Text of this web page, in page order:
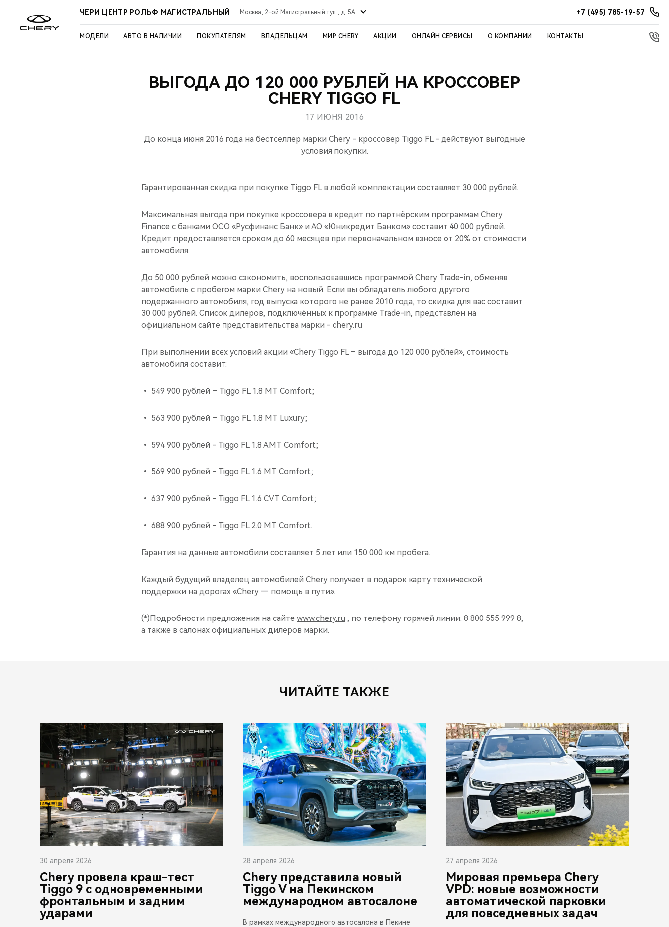
ЧЕРИ ЦЕНТР РОЛЬФ МАГИСТРАЛЬНЫЙ Москва, 2-ой Магистральный туп., д. 5А +7 (495) 785-19-57
МОДЕЛИ АВТО В НАЛИЧИИ ПОКУПАТЕЛЯМ ВЛАДЕЛЬЦАМ МИР CHERY АКЦИИ ОНЛАЙН СЕРВИСЫ О КОМПАНИИ КОНТАКТЫ
ВЫГОДА ДО 120 000 РУБЛЕЙ НА КРОССОВЕР
CHERY TIGGO FL
17 ИЮНЯ 2016
До конца июня 2016 года на бестселлер марки Chery - кроссовер Tiggo FL - действуют выгодные
условия покупки.
Гарантированная скидка при покупке Tiggo FL в любой комплектации составляет 30 000 рублей.
Максимальная выгода при покупке кроссовера в кредит по партнёрским программам Chery
Finance c банками ООО «Русфинанс Банк» и АО «Юникредит Банком» составит 40 000 рублей.
Кредит предоставляется сроком до 60 месяцев при первоначальном взносе от 20% от стоимости
автомобиля.
До 50 000 рублей можно сэкономить, воспользовавшись программой Chery Trade-in, обменяв
автомобиль с пробегом марки Chery на новый. Если вы обладатель любого другого
подержанного автомобиля, год выпуска которого не ранее 2010 года, то скидка для вас составит
30 000 рублей. Список дилеров, подключённых к программе Trade-in, представлен на
официальном сайте представительства марки - chery.ru
При выполнении всех условий акции «Chery Tiggo FL – выгода до 120 000 рублей», стоимость
автомобиля составит:
• 549 900 рублей – Tiggo FL 1.8 MT Comfort;
• 563 900 рублей – Tiggo FL 1.8 MT Luxury;
• 594 900 рублей - Tiggo FL 1.8 AMT Comfort;
• 569 900 рублей - Tiggo FL 1.6 MT Comfort;
• 637 900 рублей - Tiggo FL 1.6 CVT Comfort;
• 688 900 рублей - Tiggo FL 2.0 MT Comfort.
Гарантия на данные автомобили составляет 5 лет или 150 000 км пробега.
Каждый будущий владелец автомобилей Chery получает в подарок карту технической
поддержки на дорогах «Chery — помощь в пути».
(*)Подробности предложения на сайте www.chery.ru , по телефону горячей линии: 8 800 555 999 8,
а также в салонах официальных дилеров марки.
ЧИТАЙТЕ ТАКЖЕ
30 апреля 2026
Chery провела краш-тест
Tiggo 9 с одновременными
фронтальным и задним
ударами
28 апреля 2026
Chery представила новый
Tiggo V на Пекинском
международном автосалоне
В рамках международного автосалона в Пекине
27 апреля 2026
Мировая премьера Chery
VPD: новые возможности
автоматической парковки
для повседневных задач